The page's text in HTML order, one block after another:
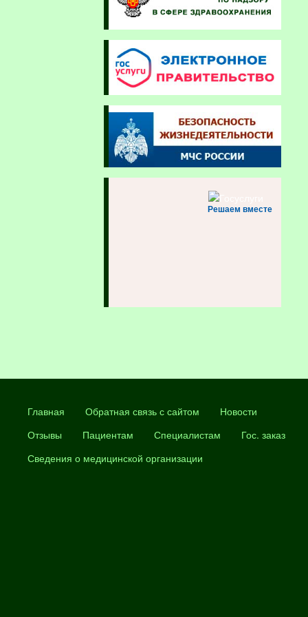
Решаем вместе
Главная Обратная связь с сайтом
Новости
Отзывы
Пациентам Специалистам
Гос. заказ
Сведения о медицинской организации